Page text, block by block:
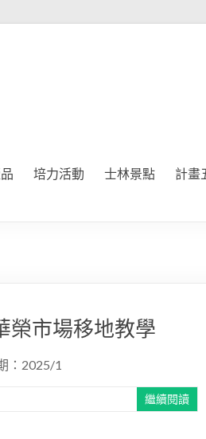
培力活動 士林景點 計畫
榮市場移地教學
：2025/1
繼續閱讀